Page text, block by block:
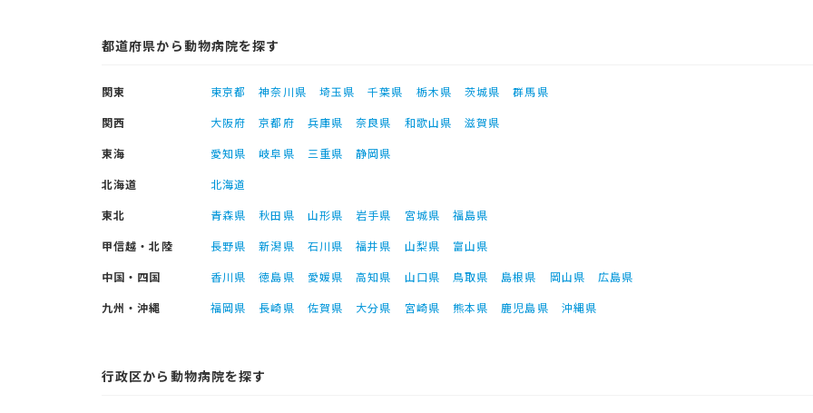
都道府県から動物病院を探す
関東 東京都 神奈川県 埼玉県 千葉県 栃木県 茨城県
群馬県
関西
大阪府 京都府 兵庫県 奈良県 和歌山県
滋賀県
東海
愛知県 岐阜県 三重県
静岡県
北海道
北海道
東北
青森県 秋田県 山形県 岩手県 宮城県
福島県
甲信越・北陸
長野県 新潟県 石川県 福井県 山梨県
富山県
中国・四国
香川県 徳島県 愛媛県 高知県 山口県 鳥取県 島根県 岡山県
広島県
九州・沖縄
福岡県 長崎県 佐賀県 大分県 宮崎県 熊本県 鹿児島県 沖縄県
行政区から動物病院を探す